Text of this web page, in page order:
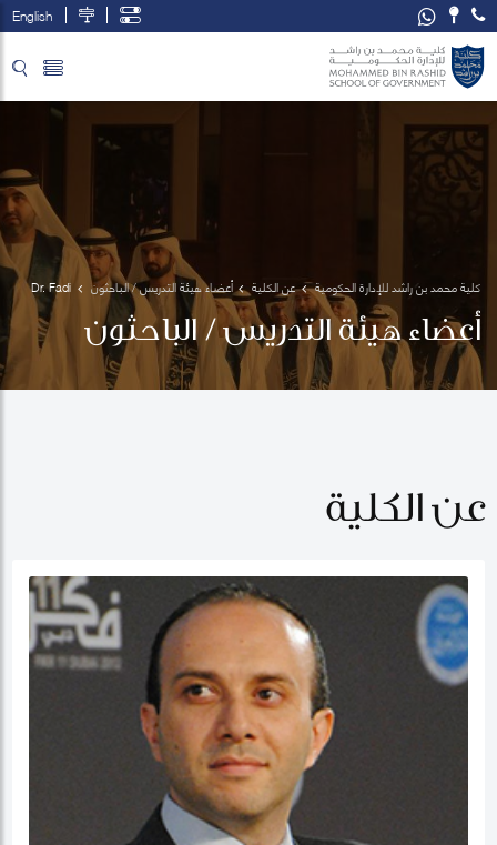
English
كلية محمد بن راشد للإدارة الحكومية عن الكلية أعضاء هيئة التدريس / الباحثون
Dr. Fadi
Salem
أعضاء هيئة التدريس / الباحثون
عن الكلية